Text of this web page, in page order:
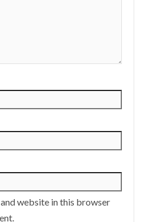
and website in this browser